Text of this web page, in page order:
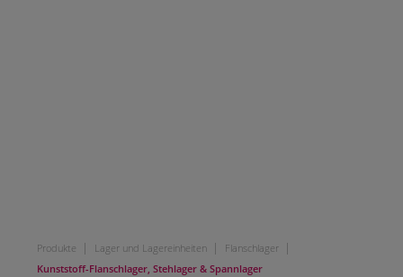
Produkte | Lager und Lagereinheiten | Flanschlager |
Kunststoff-Flanschlager, Stehlager & Spannlager